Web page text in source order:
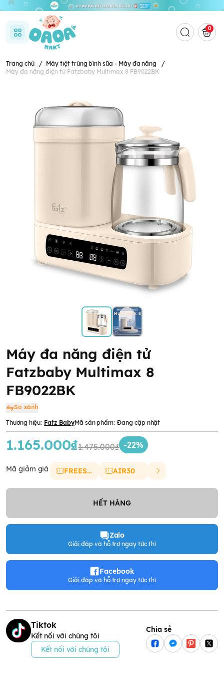
0
Trang chủ / Máy tiệt trùng bình sữa - Máy đa năng
/
Máy đa năng điện tử Fatzbaby Multimax 8 FB9022BK
Máy đa năng điện tử
Fatzbaby Multimax 8
FB9022BK
So sánh
Thương hiệu: Fatz BabyMã sản phẩm: Đang cập nhật
1.165.000₫1.475.000₫ -22%
Mã giảm giá FREESHIP AIR30
HẾT HÀNG
Zalo
Giải đáp và hỗ trợ ngay tức thì
Facebook
Giải đáp và hỗ trợ ngay tức thì
Tiktok
Kết nối với chúng tôi
Kết nối với chúng tôi
Chia sẻ